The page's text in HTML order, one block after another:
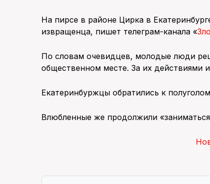
На пирсе в районе Цирка в
извращенца, пишет телеграм-канала «
По словам очевидцев, молодые люди
общественном месте. За их действиями
Екатеринбуржцы обратились к
Влюбленные же продолжили